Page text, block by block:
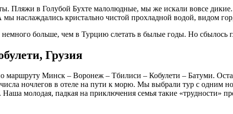
Пляжи в Голубой Бухте малолюдные, мы же искали вовсе
мы наслаждались кристально чистой прохладной водой, видом
больше, чем в Турцию слетать в былые годы. Но сбылось
Грузия
Минск – Воронеж – Тбилиси – Кобулети – Батуми.
ночлегов в отеле на пути к морю. Мы выбрали тур с одним
Наша молодая, падкая на приключения семья такие